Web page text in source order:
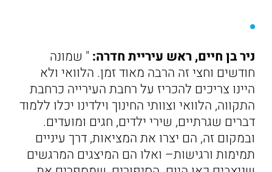
ניר בן חיים, ראש עיריית חדרה: " שמונה
חודשים וחצי זה הרבה מאוד זמן. הלוואי ולא
היינו צריכים להכריז על רחבת העירייה כרחבת
התקווה, הלוואי וצוותי החינוך וילדינו יכלו ללמוד
דברים שגרתיים, שירי ילדים, חגים ומועדים.
ובמקום זה, הם יצרו את המציאות, דרך עיניים
תמימות ורגישות– ואלו הם המיצגים המרגשים